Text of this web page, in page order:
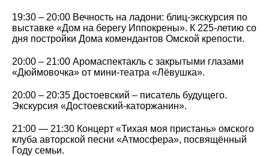
19:30 – 20:00 Вечность на ладони: блиц-экскурсия по
выставке «Дом на берегу Иппокрены». К 225-летию со
дня постройки Дома комендантов Омской крепости.
20:00 – 21:00 Аромаспектакль с закрытыми глазами
«Дюймовочка» от мини-театра «Лёвушка».
20:00 – 20:35 Достоевский – писатель будущего.
Экскурсия «Достоевский-каторжанин».
21:00 — 21:30 Концерт «Тихая моя пристань» омского
клуба авторской песни «Атмосфера», посвящённый
Году семьи.